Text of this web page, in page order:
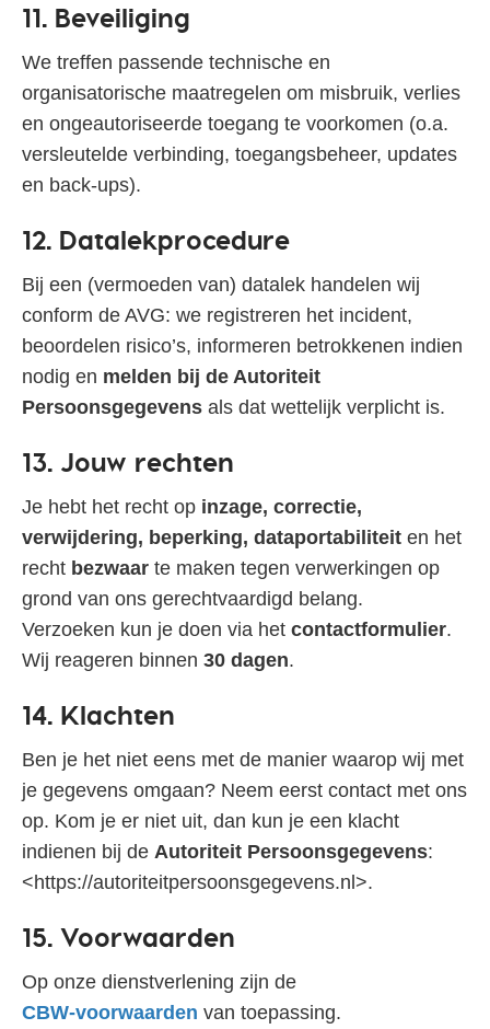
11. Beveiliging
We treffen passende technische en
organisatorische maatregelen om misbruik, verlies
en ongeautoriseerde toegang te voorkomen (o.a.
versleutelde verbinding, toegangsbeheer, updates
en back‑ups).
12. Datalekprocedure
Bij een (vermoeden van) datalek handelen wij
conform de AVG: we registreren het incident,
beoordelen risico’s, informeren betrokkenen indien
nodig en melden bij de Autoriteit
Persoonsgegevens als dat wettelijk verplicht is.
13. Jouw rechten
Je hebt het recht op inzage, correctie,
verwijdering, beperking, dataportabiliteit en het
recht bezwaar te maken tegen verwerkingen op
grond van ons gerechtvaardigd belang.
Verzoeken kun je doen via het contactformulier.
Wij reageren binnen 30 dagen.
14. Klachten
Ben je het niet eens met de manier waarop wij met
je gegevens omgaan? Neem eerst contact met ons
op. Kom je er niet uit, dan kun je een klacht
indienen bij de Autoriteit Persoonsgegevens:
<https://autoriteitpersoonsgegevens.nl>.
15. Voorwaarden
Op onze dienstverlening zijn de
CBW‑voorwaarden van toepassing.